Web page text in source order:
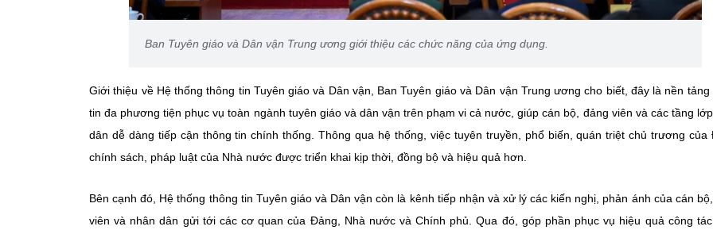
Ban Tuyên giáo và Dân vận Trung ương giới thiệu các chức năng của ứng dụng.
Giới thiệu về Hệ thống thông tin Tuyên giáo và Dân vận, Ban Tuyên giáo và Dân vận Trung ương cho biết, đây là nền tảng
tin đa phương tiện phục vụ toàn ngành tuyên giáo và dân vận trên phạm vi cả nước, giúp cán bộ, đảng viên và các tầng
dân dễ dàng tiếp cận thông tin chính thống. Thông qua hệ thống, việc tuyên truyền, phổ biến, quán triệt chủ trương của
chính sách, pháp luật của Nhà nước được triển khai kịp thời, đồng bộ và hiệu quả hơn.
Bên cạnh đó, Hệ thống thông tin Tuyên giáo và Dân vận còn là kênh tiếp nhận và xử lý các kiến nghị, phản ánh của cán
viên và nhân dân gửi tới các cơ quan của Đảng, Nhà nước và Chính phủ. Qua đó, góp phần phục vụ hiệu quả công